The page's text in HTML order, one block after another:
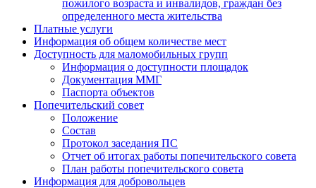
пожилого возраста и инвалидов, граждан без
определенного места жительства
Платные услуги
Информация об общем количестве мест
Доступность для маломобильных групп
Информация о доступности площадок
Документация ММГ
Паспорта объектов
Попечительский совет
Положение
Состав
Протокол заседания ПС
Отчет об итогах работы попечительского совета
План работы попечительского совета
Информация для добровольцев